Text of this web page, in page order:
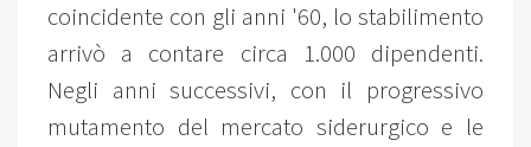
coincidente con gli anni '60, lo stabilimento
arrivò a contare circa 1.000 dipendenti.
Negli anni successivi, con il progressivo
mutamento del mercato siderurgico e le